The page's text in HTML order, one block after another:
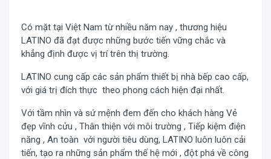
ứng trượt Slider siêu nhạy, với 9 mức độ công suất giúp
người dùng dễ dàng lựa chọn mức nhiệt phù hơp cho
từng món ăn... ta chỉ việc điều chỉnh mức công suất to
như bếp thông thường.
Có mặt tại Việt Nam từ nhiều năm nay , thương hiệu
LATINO đã đạt được những bước tiến vững chắc và
khẳng định được vị trí trên thị trường.
LATINO cung cấp các sản phẩm thiết bị nhà bếp cao cấp,
với giá trị đích thực theo phong cách hiện đại nhất.
Với tầm nhìn và sứ mệnh đem đến cho khách hàng Vẻ
đẹp vĩnh cửu , Thân thiện với môi trường , Tiếp kiệm điện
năng , An toàn với người tiêu dùng, LATINO luôn luôn cải
tiến, tạo ra những sản phẩm thế hệ mới , đột phá về công